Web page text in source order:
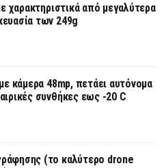
χαρακτηριστικά από μεγαλύτερα
των 249g
κάμερα 48mp, πετάει αυτόνομα
συνθήκες εως -20 C
(το καλύτερο drone